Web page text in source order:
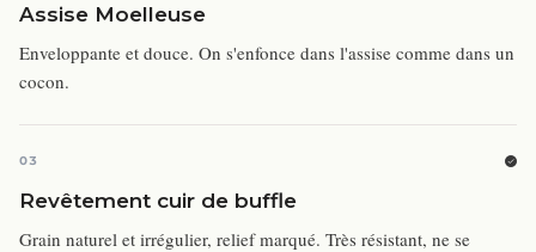
Assise Moelleuse
Enveloppante et douce. On s'enfonce dans l'assise comme dans un
cocon.
03
Revêtement cuir de buffle
Grain naturel et irrégulier, relief marqué. Très résistant, ne se